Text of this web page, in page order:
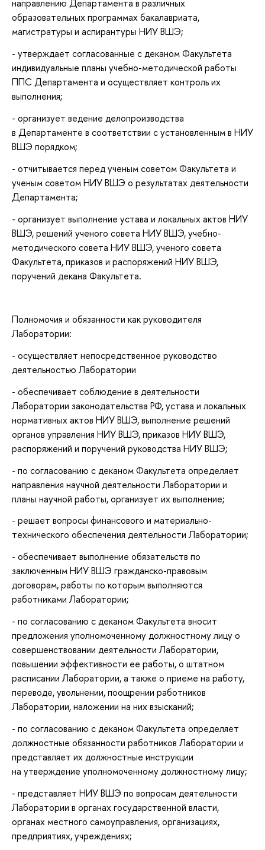
направлению Департамента в различных
образовательных программах бакалавриата,
магистратуры и аспирантуры НИУ ВШЭ;
- утверждает согласованные с деканом Факультета
индивидуальные планы учебно-методической работы
ППС Департамента и осуществляет контроль их
выполнения;
- организует ведение делопроизводства
в Департаменте в соответствии с установленным в НИУ
ВШЭ порядком;
- отчитывается перед ученым советом Факультета и
ученым советом НИУ ВШЭ о результатах деятельности
Департамента;
- организует выполнение устава и локальных актов НИУ
ВШЭ, решений ученого совета НИУ ВШЭ, учебно-
методического совета НИУ ВШЭ, ученого совета
Факультета, приказов и распоряжений НИУ ВШЭ,
поручений декана Факультета.
Полномочия и обязанности как руководителя
Лаборатории:
- осуществляет непосредственное руководство
деятельностью Лаборатории
- обеспечивает соблюдение в деятельности
Лаборатории законодательства РФ, устава и локальных
нормативных актов НИУ ВШЭ, выполнение решений
органов управления НИУ ВШЭ, приказов НИУ ВШЭ,
распоряжений и поручений руководства НИУ ВШЭ;
- по согласованию с деканом Факультета определяет
направления научной деятельности Лаборатории и
планы научной работы, организует их выполнение;
- решает вопросы финансового и материально-
технического обеспечения деятельности Лаборатории;
- обеспечивает выполнение обязательств по
заключенным НИУ ВШЭ гражданско-правовым
договорам, работы по которым выполняются
работниками Лаборатории;
- по согласованию с деканом Факультета вносит
предложения уполномоченному должностному лицу о
совершенствовании деятельности Лаборатории,
повышении эффективности ее работы, о штатном
расписании Лаборатории, а также о приеме на работу,
переводе, увольнении, поощрении работников
Лаборатории, наложении на них взысканий;
- по согласованию с деканом Факультета определяет
должностные обязанности работников Лаборатории и
представляет их должностные инструкции
на утверждение уполномоченному должностному лицу;
- представляет НИУ ВШЭ по вопросам деятельности
Лаборатории в органах государственной власти,
органах местного самоуправления, организациях,
предприятиях, учреждениях;